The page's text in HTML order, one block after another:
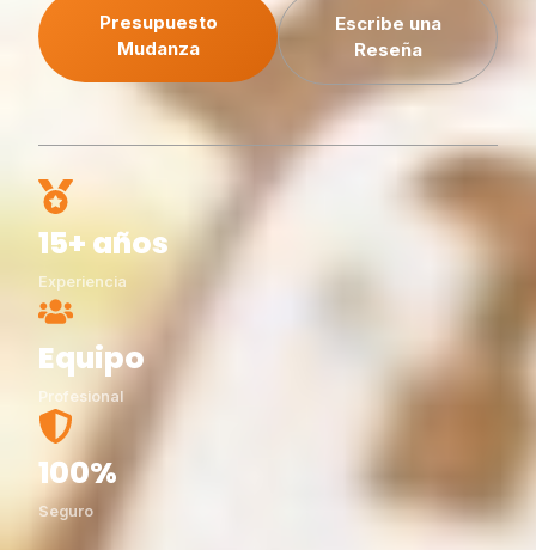
Presupuesto
Mudanza
Escribe una
Reseña
15+ años
Experiencia
Equipo
Profesional
100%
Seguro